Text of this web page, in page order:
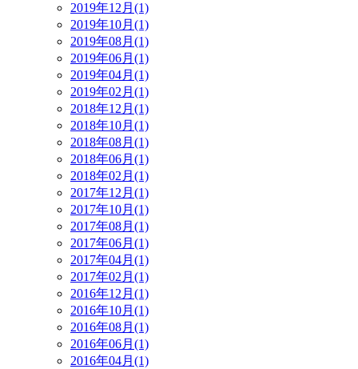
2019年12月(1)
2019年10月(1)
2019年08月(1)
2019年06月(1)
2019年04月(1)
2019年02月(1)
2018年12月(1)
2018年10月(1)
2018年08月(1)
2018年06月(1)
2018年02月(1)
2017年12月(1)
2017年10月(1)
2017年08月(1)
2017年06月(1)
2017年04月(1)
2017年02月(1)
2016年12月(1)
2016年10月(1)
2016年08月(1)
2016年06月(1)
2016年04月(1)